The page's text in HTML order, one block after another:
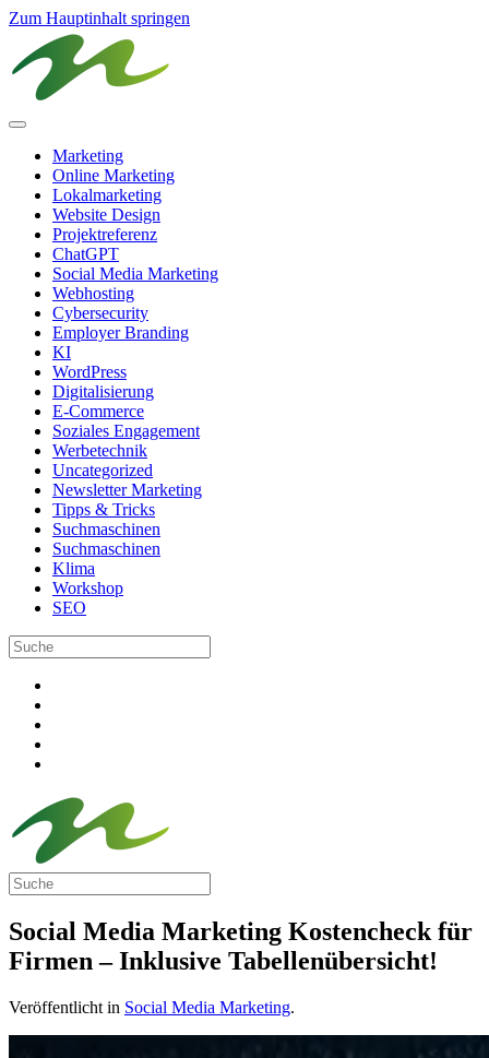
Zum Hauptinhalt springen
Marketing
Online Marketing
Lokalmarketing
Website Design
Projektreferenz
ChatGPT
Social Media Marketing
Webhosting
Cybersecurity
Employer Branding
KI
WordPress
Digitalisierung
E-Commerce
Soziales Engagement
Werbetechnik
Uncategorized
Newsletter Marketing
Tipps & Tricks
Suchmaschinen
Suchmaschinen
Klima
Workshop
SEO
Social Media Marketing Kostencheck für
Firmen – Inklusive Tabellenübersicht!
Veröffentlicht in Social Media Marketing.